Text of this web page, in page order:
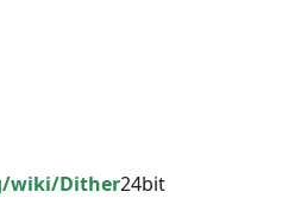
wiki/Dither24bit